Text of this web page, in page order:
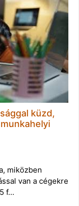
küzd,
miközben
van a cégekre
f…